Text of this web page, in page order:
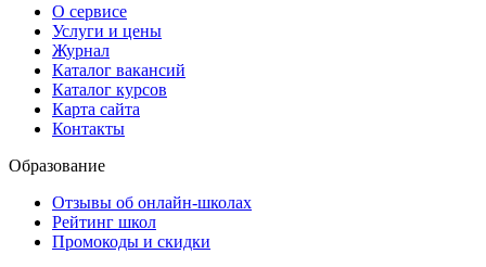
О сервисе
Услуги и цены
Журнал
Каталог вакансий
Каталог курсов
Карта сайта
Контакты
Образование
Отзывы об онлайн-школах
Рейтинг школ
Промокоды и скидки